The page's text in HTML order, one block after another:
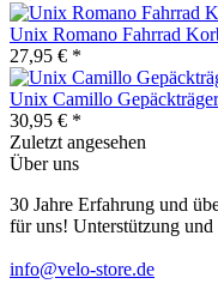
Unix Romano Fahrrad
27,95 € *
Unix Camillo
30,95 € *
Zuletzt angesehen
Über uns
30 Jahre Erfahrung und
für uns! Unterstützung und
info@velo-store.de